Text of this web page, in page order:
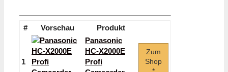
# Vorschau Produkt
1
Panasonic
HC-X2000E
Profi
Zum
Shop